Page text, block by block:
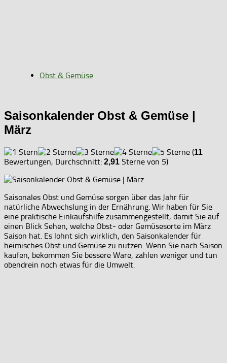
Obst & Gemüse
Saisonkalender Obst & Gemüse |
März
(11
Bewertungen, Durchschnitt: 2,91 Sterne von 5)
Saisonales Obst und Gemüse sorgen über das Jahr für
natürliche Abwechslung in der Ernährung. Wir haben für Sie
eine praktische Einkaufshilfe zusammengestellt, damit Sie auf
einen Blick Sehen, welche Obst- oder Gemüsesorte im März
Saison hat. Es lohnt sich wirklich, den Saisonkalender für
heimisches Obst und Gemüse zu nutzen. Wenn Sie nach Saison
kaufen, bekommen Sie bessere Ware, zahlen weniger und tun
obendrein noch etwas für die Umwelt.